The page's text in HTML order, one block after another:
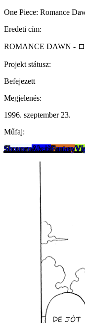
One Piece: Romance
Eredeti cím:
ROMANCE DAWN -
Projekt státusz:
Befejezett
Megjelenés:
1996. szeptember 23.
Műfaj:
ShounenAkcióFantasy